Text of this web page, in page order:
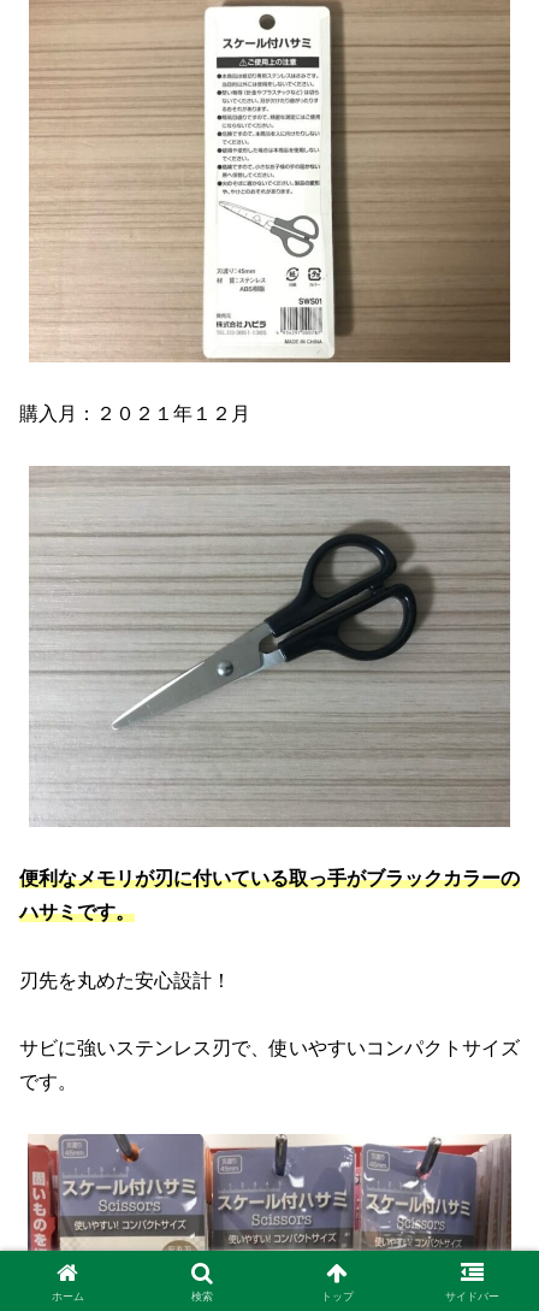
購入月：２０２１年１２月
便利なメモリが刃に付いている取っ手がブラックカラーの
ハサミです。
刃先を丸めた安心設計！
サビに強いステンレス刃で、使いやすいコンパクトサイズ
です。
ホーム 検索 トップ サイドバー